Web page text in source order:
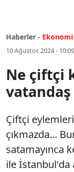
Haberler - Ekonomi
10 Ağustos 2024 - 10:09
Ne çiftçi
Çiftçi
çıkmazda...
satamayınca
ile İstanbul'da